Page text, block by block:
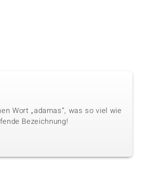
Wort „adamas“, was so viel wie
Bezeichnung!